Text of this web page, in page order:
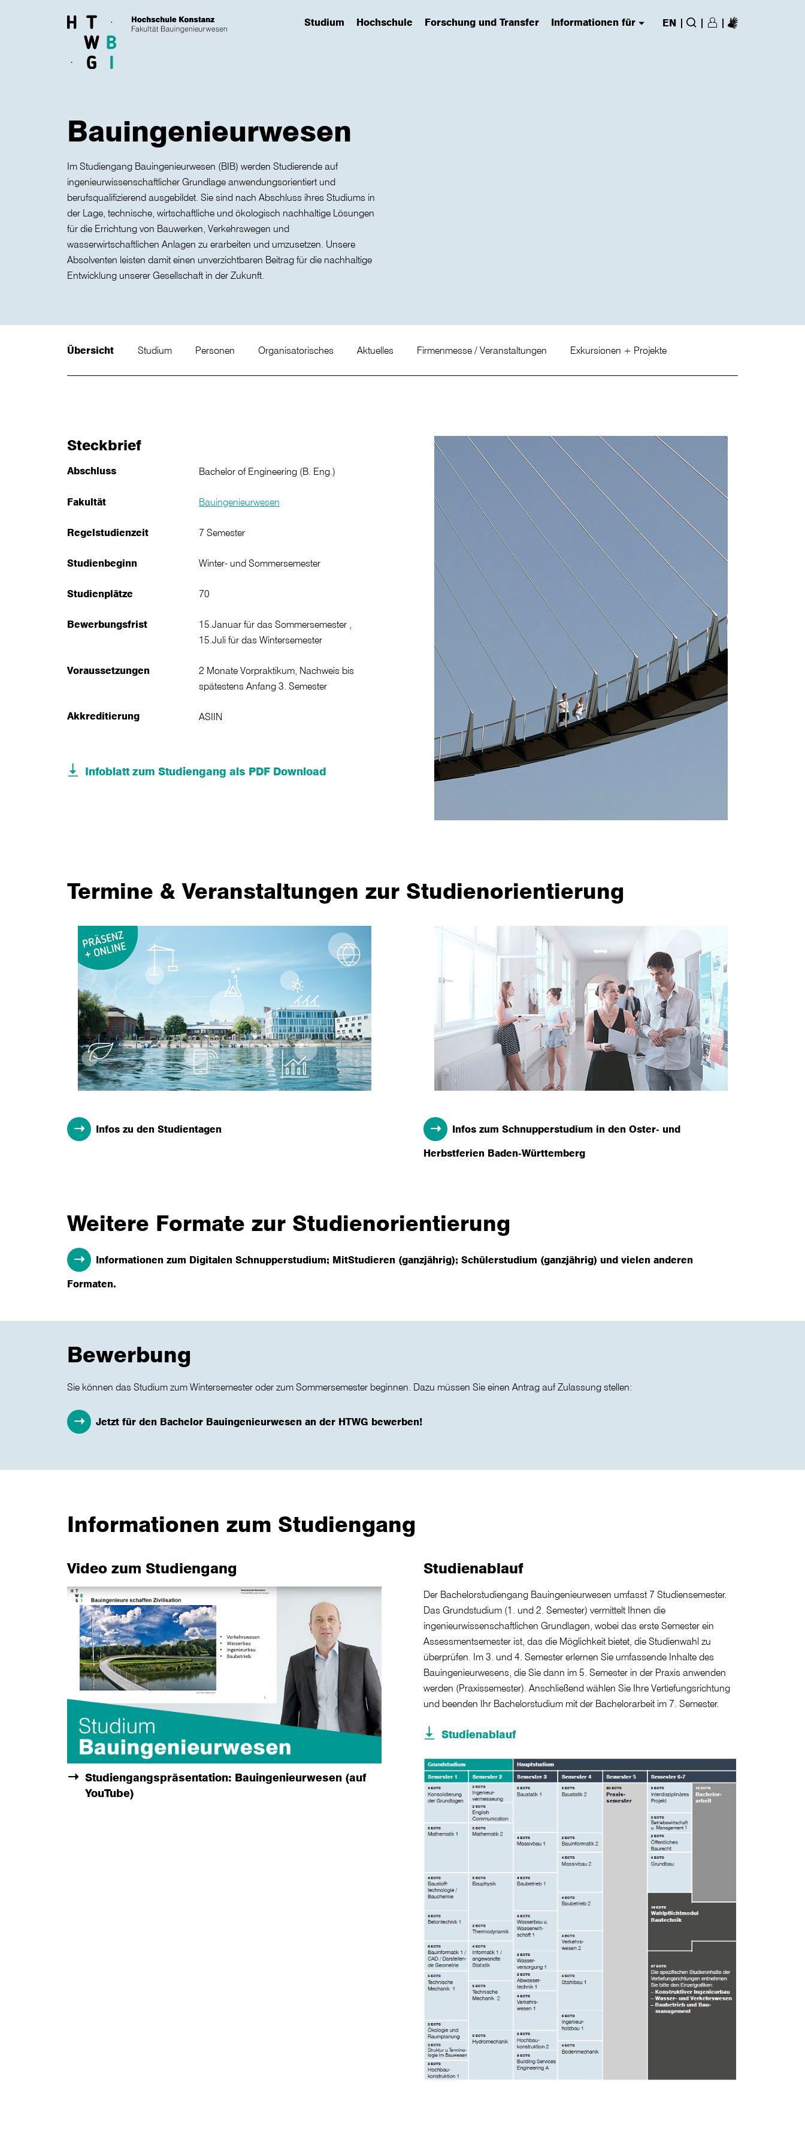
Studium
(has submenu)Hochschule
(has submenu)Forschung und Transfer
(has submenu) Informationen für
(has submenu) EN | Suche
| Login/Register
|
Bauingenieurwesen
Im Studiengang Bauingenieurwesen (BIB) werden Studierende auf
ingenieurwissenschaftlicher Grundlage anwendungsorientiert und
berufsqualifizierend ausgebildet. Sie sind nach Abschluss ihres Studiums in
der Lage, technische, wirtschaftliche und ökologisch nachhaltige Lösungen
für die Errichtung von Bauwerken, Verkehrswegen und
wasserwirtschaftlichen Anlagen zu erarbeiten und umzusetzen. Unsere
Absolventen leisten damit einen unverzichtbaren Beitrag für die nachhaltige
Entwicklung unserer Gesellschaft in der Zukunft.
Übersicht Studium Personen Organisatorisches Aktuelles Firmenmesse / Veranstaltungen Exkursionen + Projekte
Steckbrief
Abschluss Bachelor of Engineering (B. Eng.)
Fakultät Bauingenieurwesen
Regelstudienzeit 7 Semester
Studienbeginn Winter- und Sommersemester
Studienplätze 70
Bewerbungsfrist
15.Januar für das Sommersemester ,
15.Juli für das Wintersemester
Voraussetzungen
2 Monate Vorpraktikum, Nachweis bis
spätestens Anfang 3. Semester
Akkreditierung ASIIN
Infoblatt zum Studiengang als PDF Download
Termine & Veranstaltungen zur Studienorientierung
Infos zu den Studientagen
Infos zum Schnupperstudium in den Oster- und
Herbstferien Baden-Württemberg
Weitere Formate zur Studienorientierung
Informationen zum Digitalen Schnupperstudium; MitStudieren (ganzjährig); Schülerstudium (ganzjährig) und vielen anderen
Formaten.
Bewerbung
Sie können das Studium zum Wintersemester oder zum Sommersemester beginnen. Dazu müssen Sie einen Antrag auf Zulassung stellen:
Jetzt für den Bachelor Bauingenieurwesen an der HTWG bewerben!
Informationen zum Studiengang
Video zum Studiengang
Studiengangspräsentation: Bauingenieurwesen (auf
YouTube)
Studienablauf
Der Bachelorstudiengang Bauingenieurwesen umfasst 7 Studiensemester.
Das Grundstudium (1. und 2. Semester) vermittelt Ihnen die
ingenieurwissenschaftlichen Grundlagen, wobei das erste Semester ein
Assessmentsemester ist, das die Möglichkeit bietet, die Studienwahl zu
überprüfen. Im 3. und 4. Semester erlernen Sie umfassende Inhalte des
Bauingenieurwesens, die Sie dann im 5. Semester in der Praxis anwenden
werden (Praxissemester). Anschließend wählen Sie Ihre Vertiefungsrichtung
und beenden Ihr Bachelorstudium mit der Bachelorarbeit im 7. Semester.
Studienablauf